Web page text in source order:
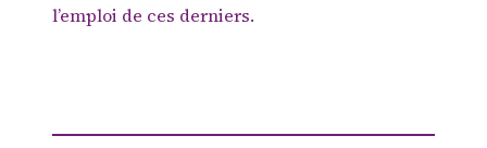
l’emploi de ces derniers.